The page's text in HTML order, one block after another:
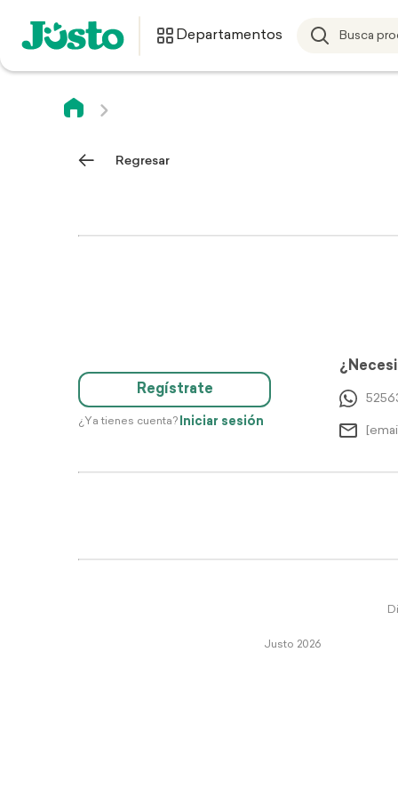
Departamentos
Regresar
Regístrate
¿Ya tienes cuenta? Iniciar sesión
Justo 2026